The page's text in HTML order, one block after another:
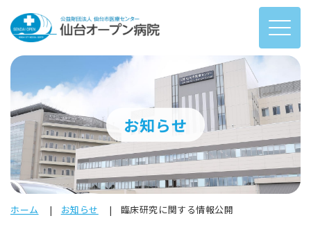
お知らせ
ホーム お知らせ 臨床研究に関する情報公開